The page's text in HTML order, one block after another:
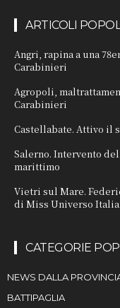
ARTICOLI
Angri, rapina a una
Carabinieri
Agropoli,
Carabinieri
Castellabate. Attivo il
Salerno. Intervento
marittimo
Vietri sul Mare.
di Miss Universo Italia
CATEGORIE
NEWS DALLA
BATTIPAGLIA